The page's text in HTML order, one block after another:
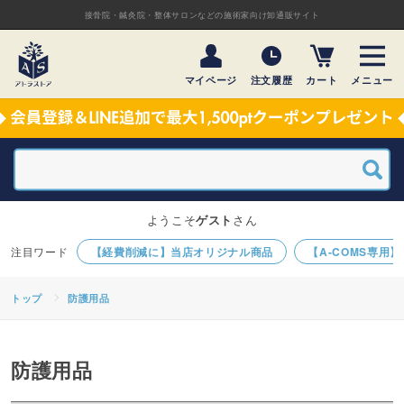
接骨院・鍼灸院・整体サロンなどの施術家向け卸通販サイト
マイページ 注文履歴 カート メニュー
【経費削減に】当店オリジナル商品 【A-COMS専用
ようこそゲスト さん
トップ 防護用品
防護用品